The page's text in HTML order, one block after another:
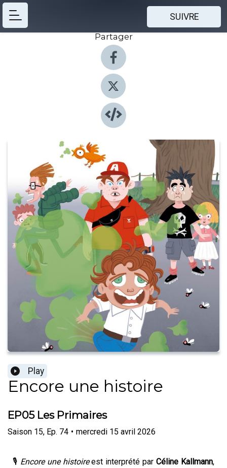
SUIVRE
Partager
Play
Encore une histoire
EP05 Les Primaires
Saison 15, Ep. 74 • mercredi 15 avril 2026
🎙️ Encore une histoireest interprété parCéline Kallmann,